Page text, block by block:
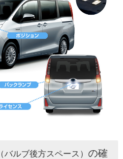
（バルブ後方スペース） の確